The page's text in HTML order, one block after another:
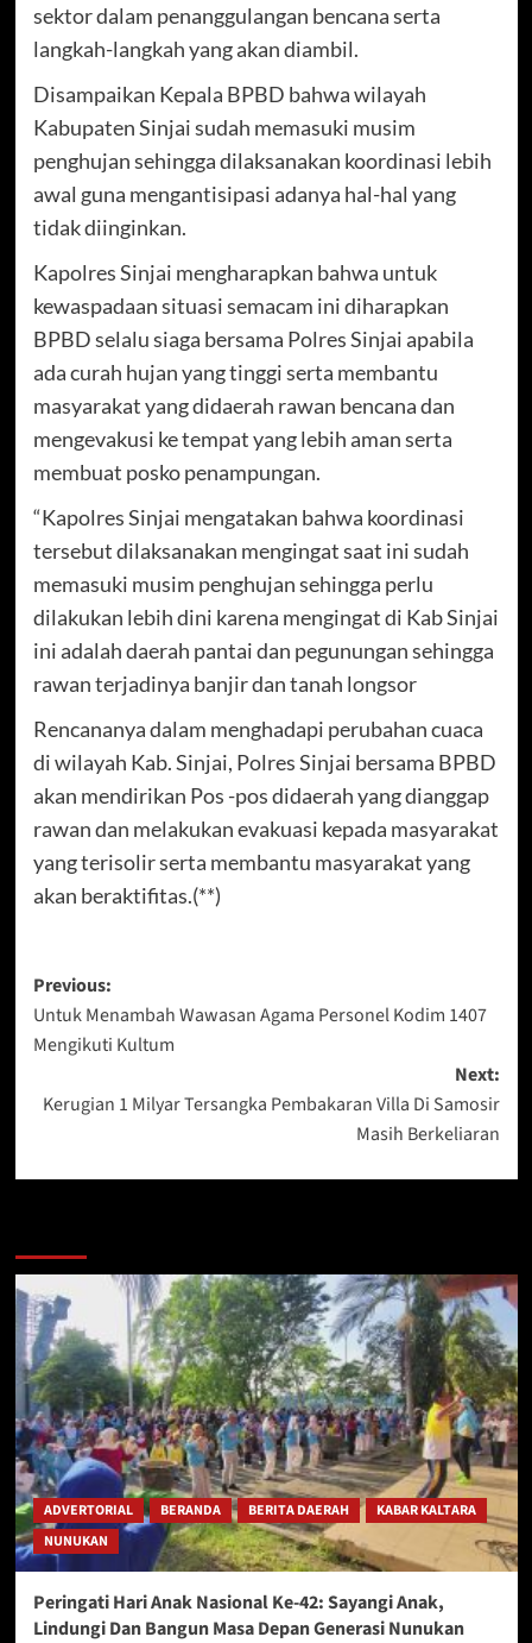
sektor dalam penanggulangan bencana serta
langkah-langkah yang akan diambil.
Disampaikan Kepala BPBD bahwa wilayah
Kabupaten Sinjai sudah memasuki musim
penghujan sehingga dilaksanakan koordinasi lebih
awal guna mengantisipasi adanya hal-hal yang
tidak diinginkan.
Kapolres Sinjai mengharapkan bahwa untuk
kewaspadaan situasi semacam ini diharapkan
BPBD selalu siaga bersama Polres Sinjai apabila
ada curah hujan yang tinggi serta membantu
masyarakat yang didaerah rawan bencana dan
mengevakusi ke tempat yang lebih aman serta
membuat posko penampungan.
“Kapolres Sinjai mengatakan bahwa koordinasi
tersebut dilaksanakan mengingat saat ini sudah
memasuki musim penghujan sehingga perlu
dilakukan lebih dini karena mengingat di Kab Sinjai
ini adalah daerah pantai dan pegunungan sehingga
rawan terjadinya banjir dan tanah longsor
Rencananya dalam menghadapi perubahan cuaca
di wilayah Kab. Sinjai, Polres Sinjai bersama BPBD
akan mendirikan Pos -pos didaerah yang dianggap
rawan dan melakukan evakuasi kepada masyarakat
yang terisolir serta membantu masyarakat yang
akan beraktifitas.(**)
Post
navigation
Previous:
Untuk Menambah Wawasan Agama Personel Kodim 1407
Mengikuti Kultum
Next:
Kerugian 1 Milyar Tersangka Pembakaran Villa Di Samosir
Masih Berkeliaran
ADVERTORIAL BERANDA BERITA DAERAH
KABAR KALTARA
NUNUKAN
Peringati Hari Anak Nasional Ke-42: Sayangi Anak,
Lindungi Dan Bangun Masa Depan Generasi Nunukan